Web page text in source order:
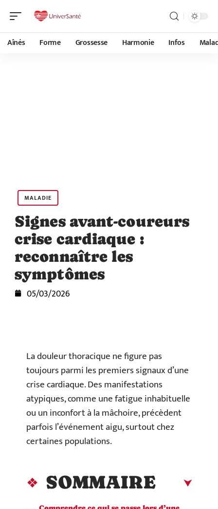
Aînés Forme Grossesse Harmonie Infos
MALADIE
Signes avant-coureurs
crise cardiaque :
reconnaître les
symptômes
05/03/2026
La douleur thoracique ne figure pas
toujours parmi les premiers signaux d’une
crise cardiaque. Des manifestations
atypiques, comme une fatigue inhabituelle
ou un inconfort à la mâchoire, précèdent
parfois l’événement aigu, surtout chez
certaines populations.
SOMMAIRE